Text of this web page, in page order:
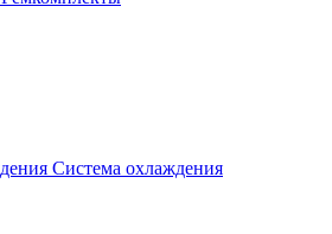
Система охлаждения